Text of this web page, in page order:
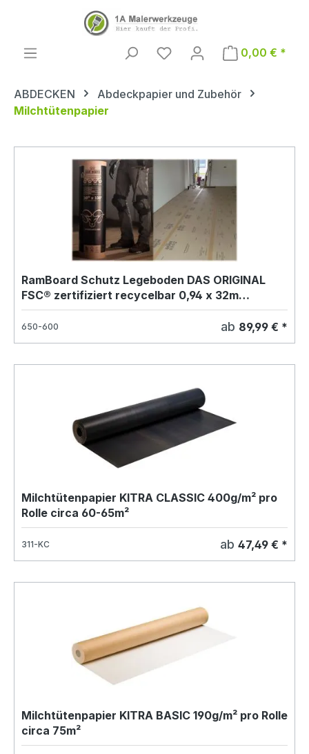
Zum Hauptinhalt springen
0,00 € *
ABDECKEN
Abdeckpapier und Zubehör
Milchtütenpapier
RamBoard Schutz Legeboden DAS ORIGINAL
FSC® zertifiziert recycelbar 0,94 x 32m
590g/m²
650-600 ab 89,99 € *
Milchtütenpapier KITRA CLASSIC 400g/m² pro
Rolle circa 60-65m²
311-KC ab 47,49 € *
Milchtütenpapier KITRA BASIC 190g/m² pro Rolle
circa 75m²